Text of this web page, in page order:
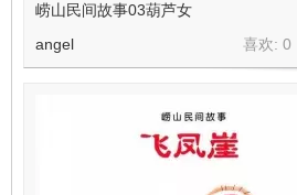
崂山民间故事03葫芦女
喜欢:
angel